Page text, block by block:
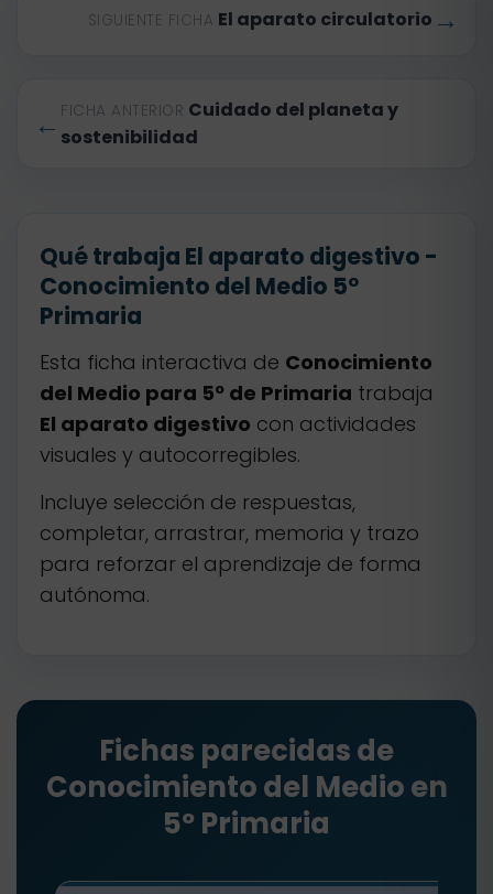
← FICHA ANTERIOR Cuidado del planeta y
sostenibilidad
SIGUIENTE FICHA El aparato circulatorio →
Qué trabaja El aparato digestivo -
Conocimiento del Medio 5º
Primaria
Esta ficha interactiva de Conocimiento
del Medio para 5º de Primaria trabaja
El aparato digestivo con actividades
visuales y autocorregibles.
Incluye selección de respuestas,
completar, arrastrar, memoria y trazo
para reforzar el aprendizaje de forma
autónoma.
Fichas parecidas de
Conocimiento del Medio en
5º Primaria